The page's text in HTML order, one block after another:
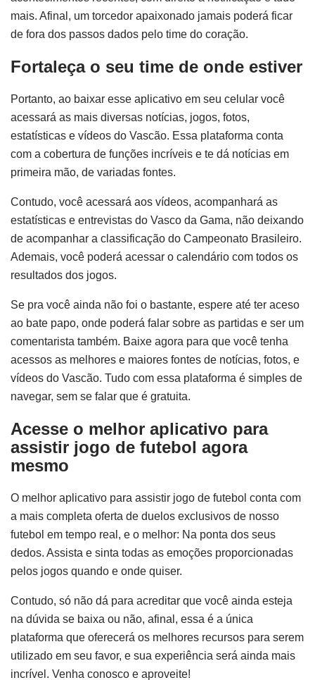
mais. Afinal, um torcedor apaixonado jamais poderá ficar
de fora dos passos dados pelo time do coração.
Fortaleça o seu time de onde estiver
Portanto, ao baixar esse aplicativo em seu celular você
acessará as mais diversas notícias, jogos, fotos,
estatísticas e vídeos do Vascão. Essa plataforma conta
com a cobertura de funções incríveis e te dá notícias em
primeira mão, de variadas fontes.
Contudo, você acessará aos vídeos, acompanhará as
estatísticas e entrevistas do Vasco da Gama, não deixando
de acompanhar a classificação do Campeonato Brasileiro.
Ademais, você poderá acessar o calendário com todos os
resultados dos jogos.
Se pra você ainda não foi o bastante, espere até ter aceso
ao bate papo, onde poderá falar sobre as partidas e ser um
comentarista também. Baixe agora para que você tenha
acessos as melhores e maiores fontes de notícias, fotos, e
vídeos do Vascão. Tudo com essa plataforma é simples de
navegar, sem se falar que é gratuita.
Acesse o melhor aplicativo para
assistir jogo de futebol agora
mesmo
O melhor aplicativo para assistir jogo de futebol conta com
a mais completa oferta de duelos exclusivos de nosso
futebol em tempo real, e o melhor: Na ponta dos seus
dedos. Assista e sinta todas as emoções proporcionadas
pelos jogos quando e onde quiser.
Contudo, só não dá para acreditar que você ainda esteja
na dúvida se baixa ou não, afinal, essa é a única
plataforma que oferecerá os melhores recursos para serem
utilizado em seu favor, e sua experiência será ainda mais
incrível. Venha conosco e aproveite!